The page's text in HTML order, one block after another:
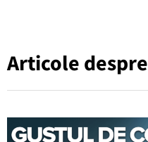
Articole despre